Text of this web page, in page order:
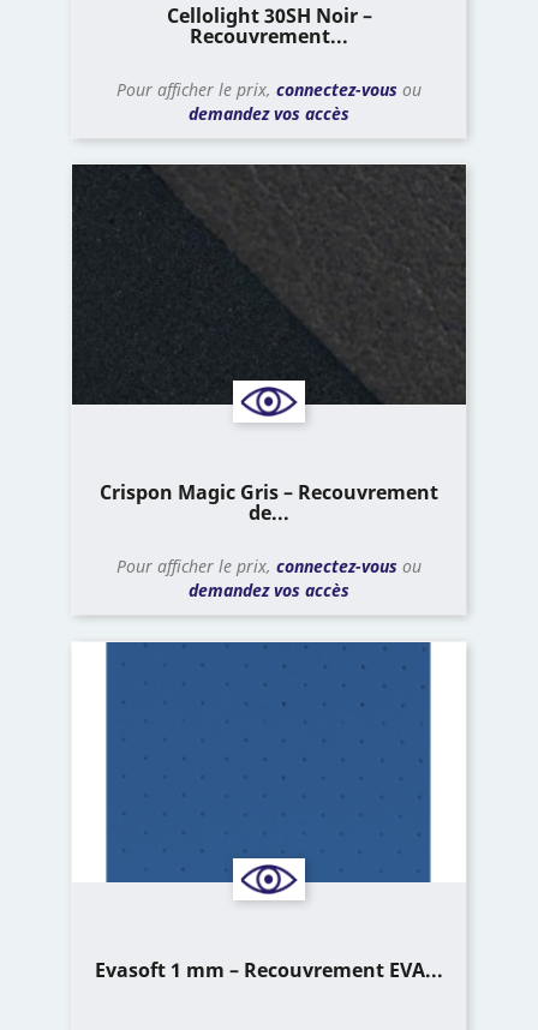
Cellolight 30SH Noir –
Recouvrement...
Pour afficher le prix, connectez-vous ou
demandez vos accès
Crispon Magic Gris – Recouvrement
de...
Pour afficher le prix, connectez-vous ou
demandez vos accès
Evasoft 1 mm – Recouvrement EVA...